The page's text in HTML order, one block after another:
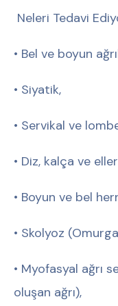
Neleri Tedavi
• Bel ve boyun
• Siyatik,
• Servikal ve
• Diz, kalça ve
• Boyun ve bel
• Skolyoz
• Myofasyal ağrı
oluşan ağrı),